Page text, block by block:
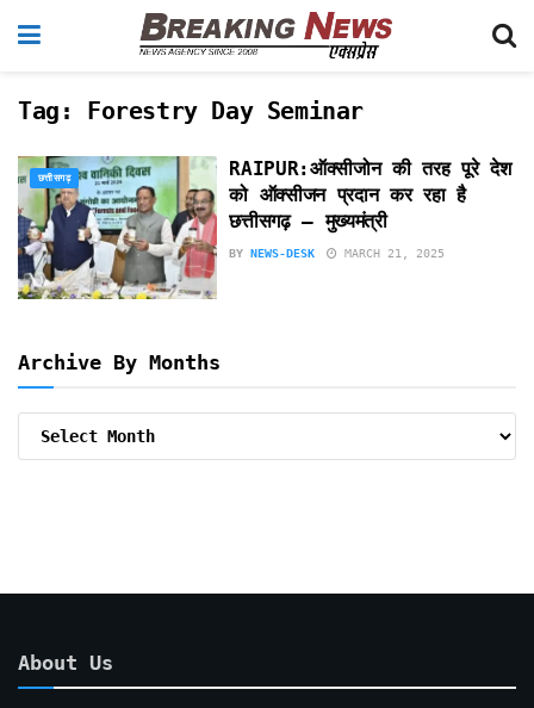
Tag: Forestry Day Seminar
छत्तीसगढ़
RAIPUR:ऑक्सीजोन की तरह पूरे देश
को ऑक्सीजन प्रदान कर रहा है
छत्तीसगढ़ – मुख्यमंत्री
BY NEWS-DESK MARCH 21, 2025
Archive By Months
About Us